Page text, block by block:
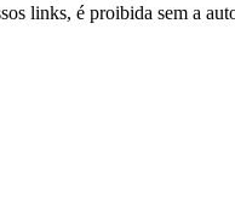
links, é proibida sem a